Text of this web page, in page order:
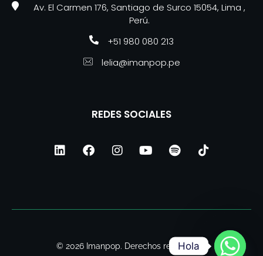
Av. El Carmen 176, Santiago de Surco 15054, Lima ,
Perú.
+51 980 080 213
lelia@imanpop.pe
REDES SOCIALES
© 2026 Imanpop. Derechos reservados.
Hola